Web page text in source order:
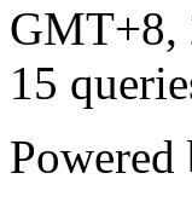
GMT+8,
15
Powered